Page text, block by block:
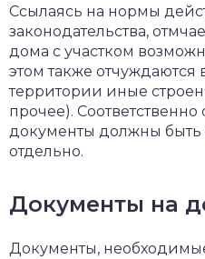
Ссылаясь на нормы
законодательства,
дома с участком
этом также
территории иные
прочее).
документы должны быть
отдельно.
Документы на
Документы,